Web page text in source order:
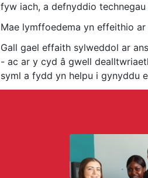
fyw iach, a defnyddio
Mae lymffoedema yn effeithio
Gall gael effaith sylweddol ar
- ac ar y cyd â gwell
syml a fydd yn helpu i gynyddu